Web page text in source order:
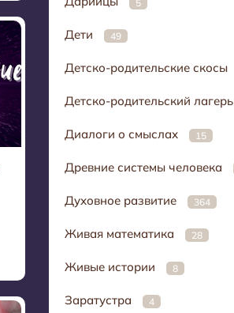
5
Дети 49
Детско-родительские скосы
Детско-родительский лагерь
Диалоги о смыслах 15
Древние системы человека
Духовное развитие 364
Живая математика 28
Живые истории 8
Заратустра 4